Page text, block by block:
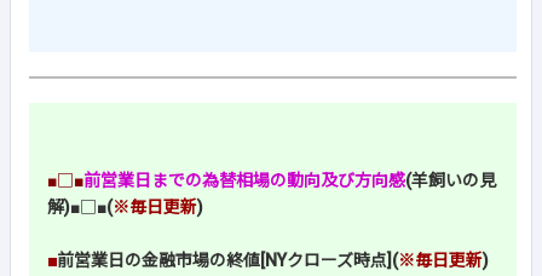
■□■前営業日までの為替相場の動向及び方向感(羊飼いの見
解)■□■(※毎日更新)
■前営業日の金融市場の終値[NYクローズ時点](※毎日更新)